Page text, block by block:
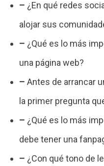
– ¿En qué redes
alojar sus
– ¿Qué es lo más
una página web?
– Antes de arrancar
la primer pregunta
– ¿Qué es lo más
debe tener una
– ¿Con qué tono de